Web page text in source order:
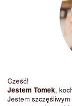
Cześć!
Jestem Tomek,
Jestem